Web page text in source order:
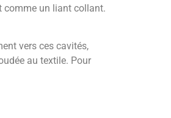
comme un liant collant.
vers ces cavités,
au textile. Pour